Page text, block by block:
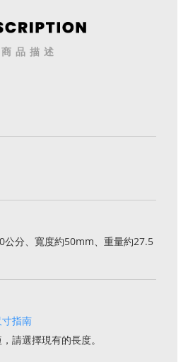
商品描述
公分、寬度約50mm、重量約27.5
指南
請選擇現有的長度。